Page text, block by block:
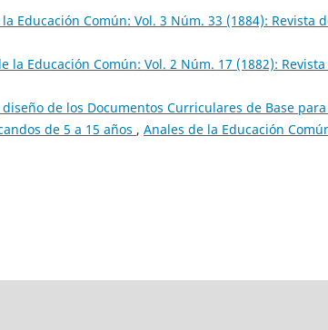
Educación Común: Vol. 3 Núm. 33 (1884): Revista
la Educación Común: Vol. 2 Núm. 17 (1882):
de los Documentos Curriculares de Base
de 5 a 15 años , Anales de la Educación